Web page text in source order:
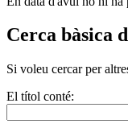
Cerca bàsica
Si voleu cercar per
El títol conté: